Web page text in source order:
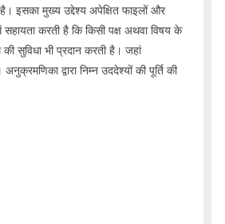
इसका मुख्य उद्देश्य अपेक्षित फाइलों और
करती है कि किसी पक्ष अथवा विषय के
सुविधा भी प्रदान करती है। जहां
द्वारा निम्न उददेश्यों की पूर्ति की